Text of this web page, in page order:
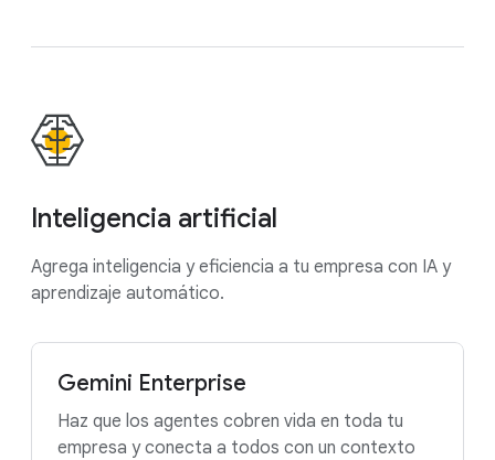
Inteligencia artificial
Agrega inteligencia y eficiencia a tu empresa con IA y
aprendizaje automático.
Gemini Enterprise
Haz que los agentes cobren vida en toda tu
empresa y conecta a todos con un contexto